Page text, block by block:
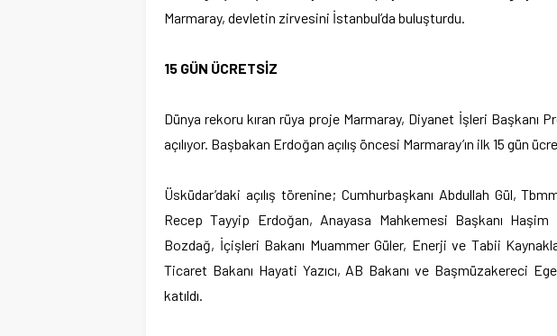
Marmaray, devletin zirvesini İstanbul’da buluşturdu.
15 GÜN ÜCRETSİZ
Dünya rekoru kıran rüya proje Marmaray, Diyanet İşleri Başkanı
açılıyor. Başbakan Erdoğan açılış öncesi Marmaray’ın ilk 15 gün
Üsküdar’daki açılış törenine; Cumhurbaşkanı Abdullah Gül,
Recep Tayyip Erdoğan, Anayasa Mahkemesi Başkanı Haşim
Bozdağ, İçişleri Bakanı Muammer Güler, Enerji ve Tabii
Ticaret Bakanı Hayati Yazıcı, AB Bakanı ve Başmüzakereci
katıldı.